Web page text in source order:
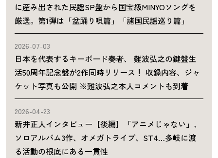
に産み出された民謡SP盤から国宝級MINYOソングを
厳選。第1弾は「盆踊り唄篇」「諸国民謡巡り篇」
2026-07-03
日本を代表するキーボード奏者、 難波弘之の鍵盤生
活50周年記念盤が2作同時リリース！ 収録内容、ジャ
ケット写真も公開 ※難波弘之本人コメントも到着
2026-04-23
新井正人インタビュー【後編】「アニメじゃない」、
ソロアルバム3作、オメガトライブ、ST4…多岐に渡
る活動の根底にある一貫性